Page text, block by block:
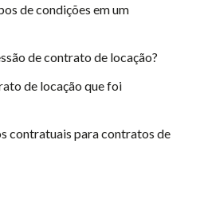
de condições em um
de contrato de locação?
de locação que foi
contratuais para contratos de